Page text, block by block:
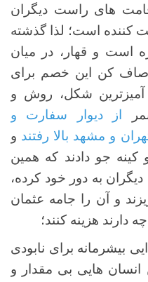
های راست دیگران
کننده است؛ لذا گذشته
است و قهار، در میان
صاف کن این خصم برای
آمیزترین شکل، روش و
از دیوار سفارت و
و مشهد بالا رفتند و
کینه جو دادند که همین
به دور خود کرده،
و آن را جامه عثمان
دارند هزینه کنند؛
بیشرمانه برای نابودی
هایی بی مقدار و